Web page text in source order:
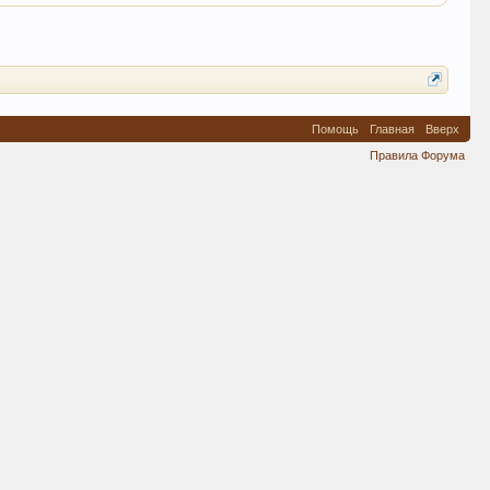
Помощь Главная
Вверх
Правила Форума